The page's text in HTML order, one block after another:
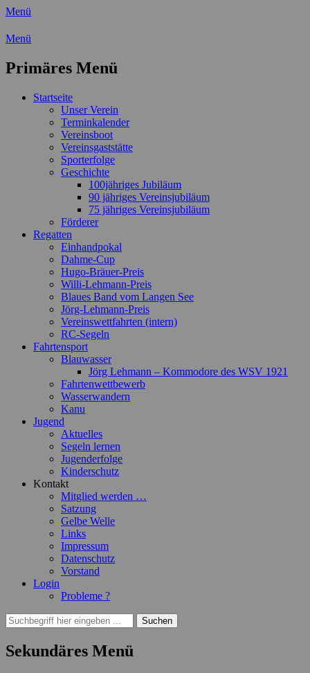
Menü
Wassersport-Verein 1921 e.V.
Freizeit mit der ganzen Familie
Menü
Primäres Menü
Zum
Startseite
Unser Verein
Terminkalender
Vereinsboot
Vereinsgaststätte
Sporterfolge
Geschichte
100jähriges Jubiläum
90 jähriges Vereinsjubiläum
75 jähriges Vereinsjubiläum
Förderer
Regatten
Einhandpokal
Dahme-Cup
Hugo-Bräuer-Preis
Willi-Lehmann-Preis
Blaues Band vom Langen See
Jörg-Lehmann-Preis
Vereinswettfahrten (intern)
RC-Segeln
Fahrtensport
Blauwasser
Jörg Lehmann – Kommodore des WSV 1921
Fahrtenwettbewerb
Wasserwandern
Kanu
Jugend
Aktuelles
Segeln lernen
Jugenderfolge
Kinderschutz
Kontakt
Mitglied werden …
Satzung
Gelbe Welle
Links
Impressum
Datenschutz
Vorstand
Login
Probleme ?
Suchen
Suchen
nach:
Sekundäres Menü